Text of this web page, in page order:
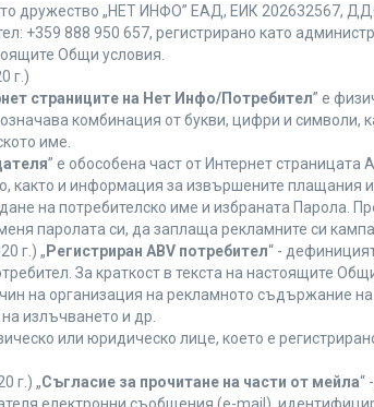
дружество „НЕТ ИНФО” ЕАД, ЕИК 202632567,
+359 888 950 657, регистрирано като
Общи условия.
г.)
страниците на Нет Инфо/Потребител” е
означава комбинация от букви, цифри и
име.
” е обособена част от Интернет
както и информация за извършените плащания
на потребителско име и избраната Парола.
паролата си, да заплаща рекламните си
г.) „ Регистриран ABV потребител“ -
За краткост в текста на настоящите
на организация на рекламното съдържание
излъчването и др.
или юридическо лице, което е
г.) „Съгласие за прочитане на части от мейла“